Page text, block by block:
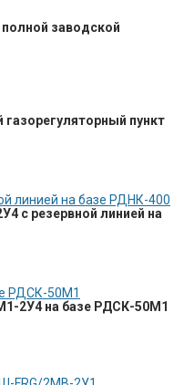
заводской
пункт
с резервной линией на
2У4 на базе РДСК-50М1